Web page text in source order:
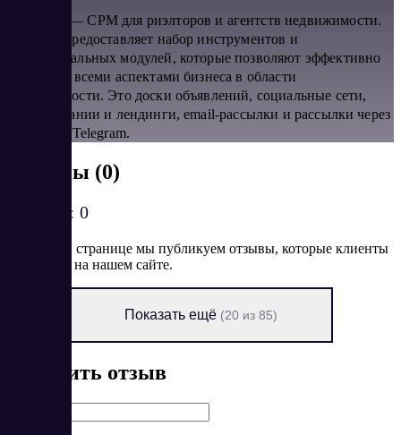
INTRUM — СРМ для риэлторов и агентств недвижимости.
Система предоставляет набор инструментов и
функциональных модулей, которые позволяют эффективно
управлять всеми аспектами бизнеса в области
недвижимости. Это доски объявлений, социальные сети,
сайт компании и лендинги, email-рассылки и рассылки через
Whatsapp, Telegram.
Отзывы (0)
Рейтинг: 0
На данной странице мы публикуем отзывы, которые клиенты
оставляют на нашем сайте.
Показать ещё (20 из 85)
Оставить отзыв